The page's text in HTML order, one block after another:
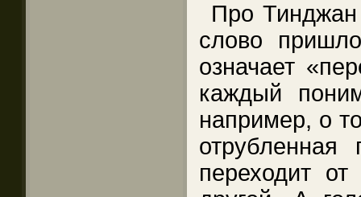
Про
слово
означает
каждый
например, о
отрубленная
переходит